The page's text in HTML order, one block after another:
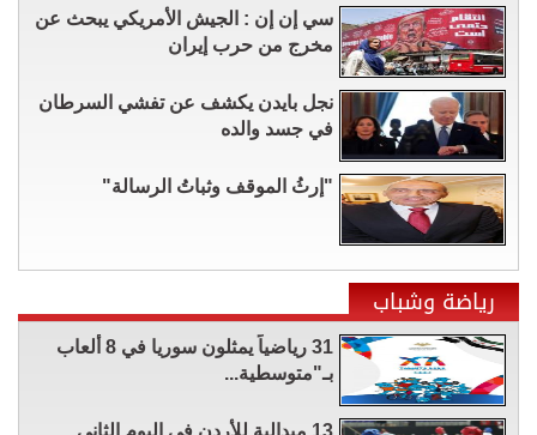
سي إن إن : الجيش الأمريكي يبحث عن
مخرج من حرب إيران
نجل بايدن يكشف عن تفشي السرطان
في جسد والده
"إرثُ الموقف وثباتُ الرسالة"
رياضة وشباب
31 رياضياً يمثلون سوريا في 8 ألعاب
بـ"متوسطية...